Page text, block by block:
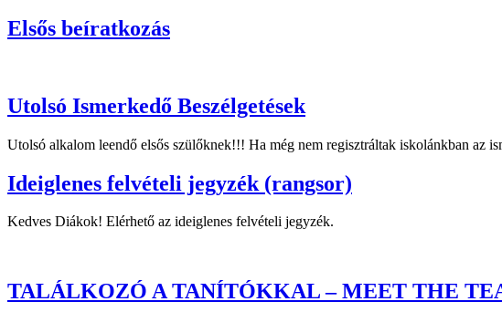
Elsős beíratkozás
Utolsó Ismerkedő Beszélgetések
Utolsó alkalom leendő elsős szülőknek!!! Ha még nem regisztráltak iskolánkban az
Ideiglenes felvételi jegyzék (rangsor)
Kedves Diákok! Elérhető az ideiglenes felvételi jegyzék.
TALÁLKOZÓ A TANÍTÓKKAL – MEET THE